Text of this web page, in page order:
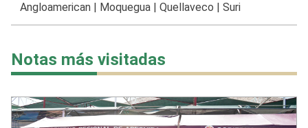
Angloamerican| Moquegua| Quellaveco Suri
Notas más visitadas